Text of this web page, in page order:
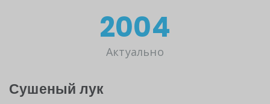
2025год
Актуально
Сушеный лук